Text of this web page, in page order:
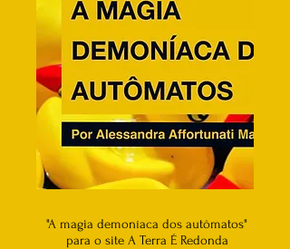
"A magia demoníaca dos autômatos"
para o site A Terra É Redonda